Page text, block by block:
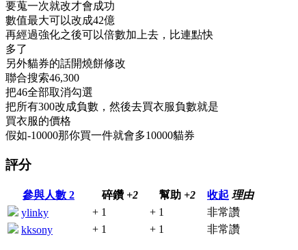
要蒐一次就改才會成功
數值最大可以改成42億
再經過強化之後可以倍數加上去，比連點快
多了
另外貓券的話開燒餅修改
聯合搜索46,300
把46全部取消勾選
把所有300改成負數，然後去買衣服負數就是
買衣服的價格
假如-10000那你買一件就會多10000貓券
評分
參與人數 2 碎鑽 +2 幫助 +2 收起 理由
ylinky
+ 1 + 1
非常讚
kksony
+ 1 + 1 非常讚